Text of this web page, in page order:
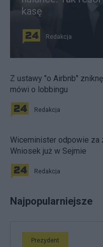
kasę
Redakcja
Z ustawy "o Airbnb"
mówi o lobbingu
Redakcja
Wiceminister odpowie za
Wniosek już w Sejmie
Redakcja
Najpopularniejsze
Prezydent